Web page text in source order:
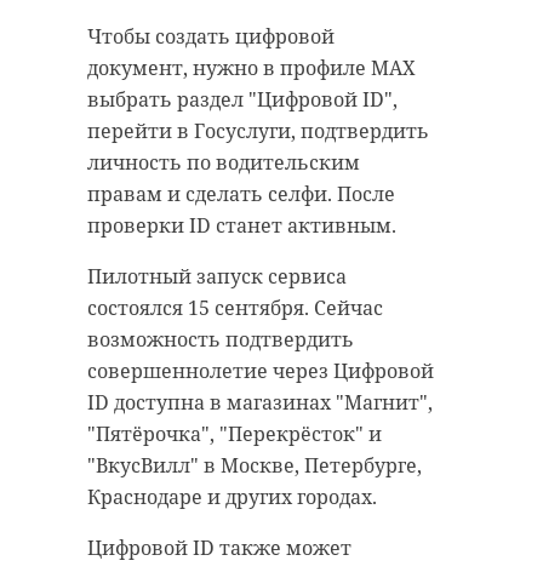
Чтобы создать цифровой
документ, нужно в профиле МАХ
выбрать раздел "Цифровой ID",
перейти в Госуслуги, подтвердить
личность по водительским
правам и сделать селфи. После
проверки ID станет активным.
Пилотный запуск сервиса
состоялся 15 сентября. Сейчас
возможность подтвердить
совершеннолетие через Цифровой
ID доступна в магазинах "Магнит",
"Пятёрочка", "Перекрёсток" и
"ВкусВилл" в Москве, Петербурге,
Краснодаре и других городах.
Цифровой ID также может
Согласно аналитическим данным
ВТБ, четыре из пяти
трансграничных переводов в
валютах дружественных стран
клиенты банка совершают по
номеру телефона. В сентябре эта
доля достигла рекордного уровня.
инструменту вырос более чем на
11 процентов.
Эксперты финансового
учреждения отметили, что за 9
месяцев этого года розничными
клиентами совершено более 5 млн
трансграничных переводов в
свыше 150 млрд рублей. Это в 5 раз